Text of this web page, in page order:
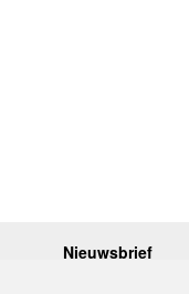
Nieuwsbrief